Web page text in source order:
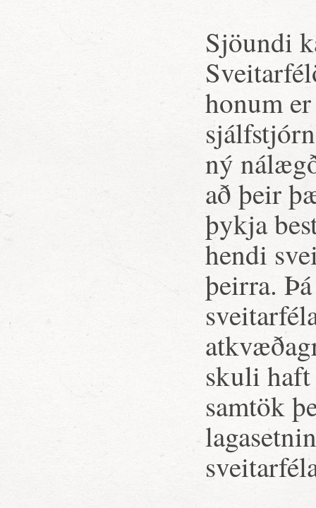
Sjöundi
honum
ný
að þeir
þykja
hendi
þeirra.
skuli
samtök